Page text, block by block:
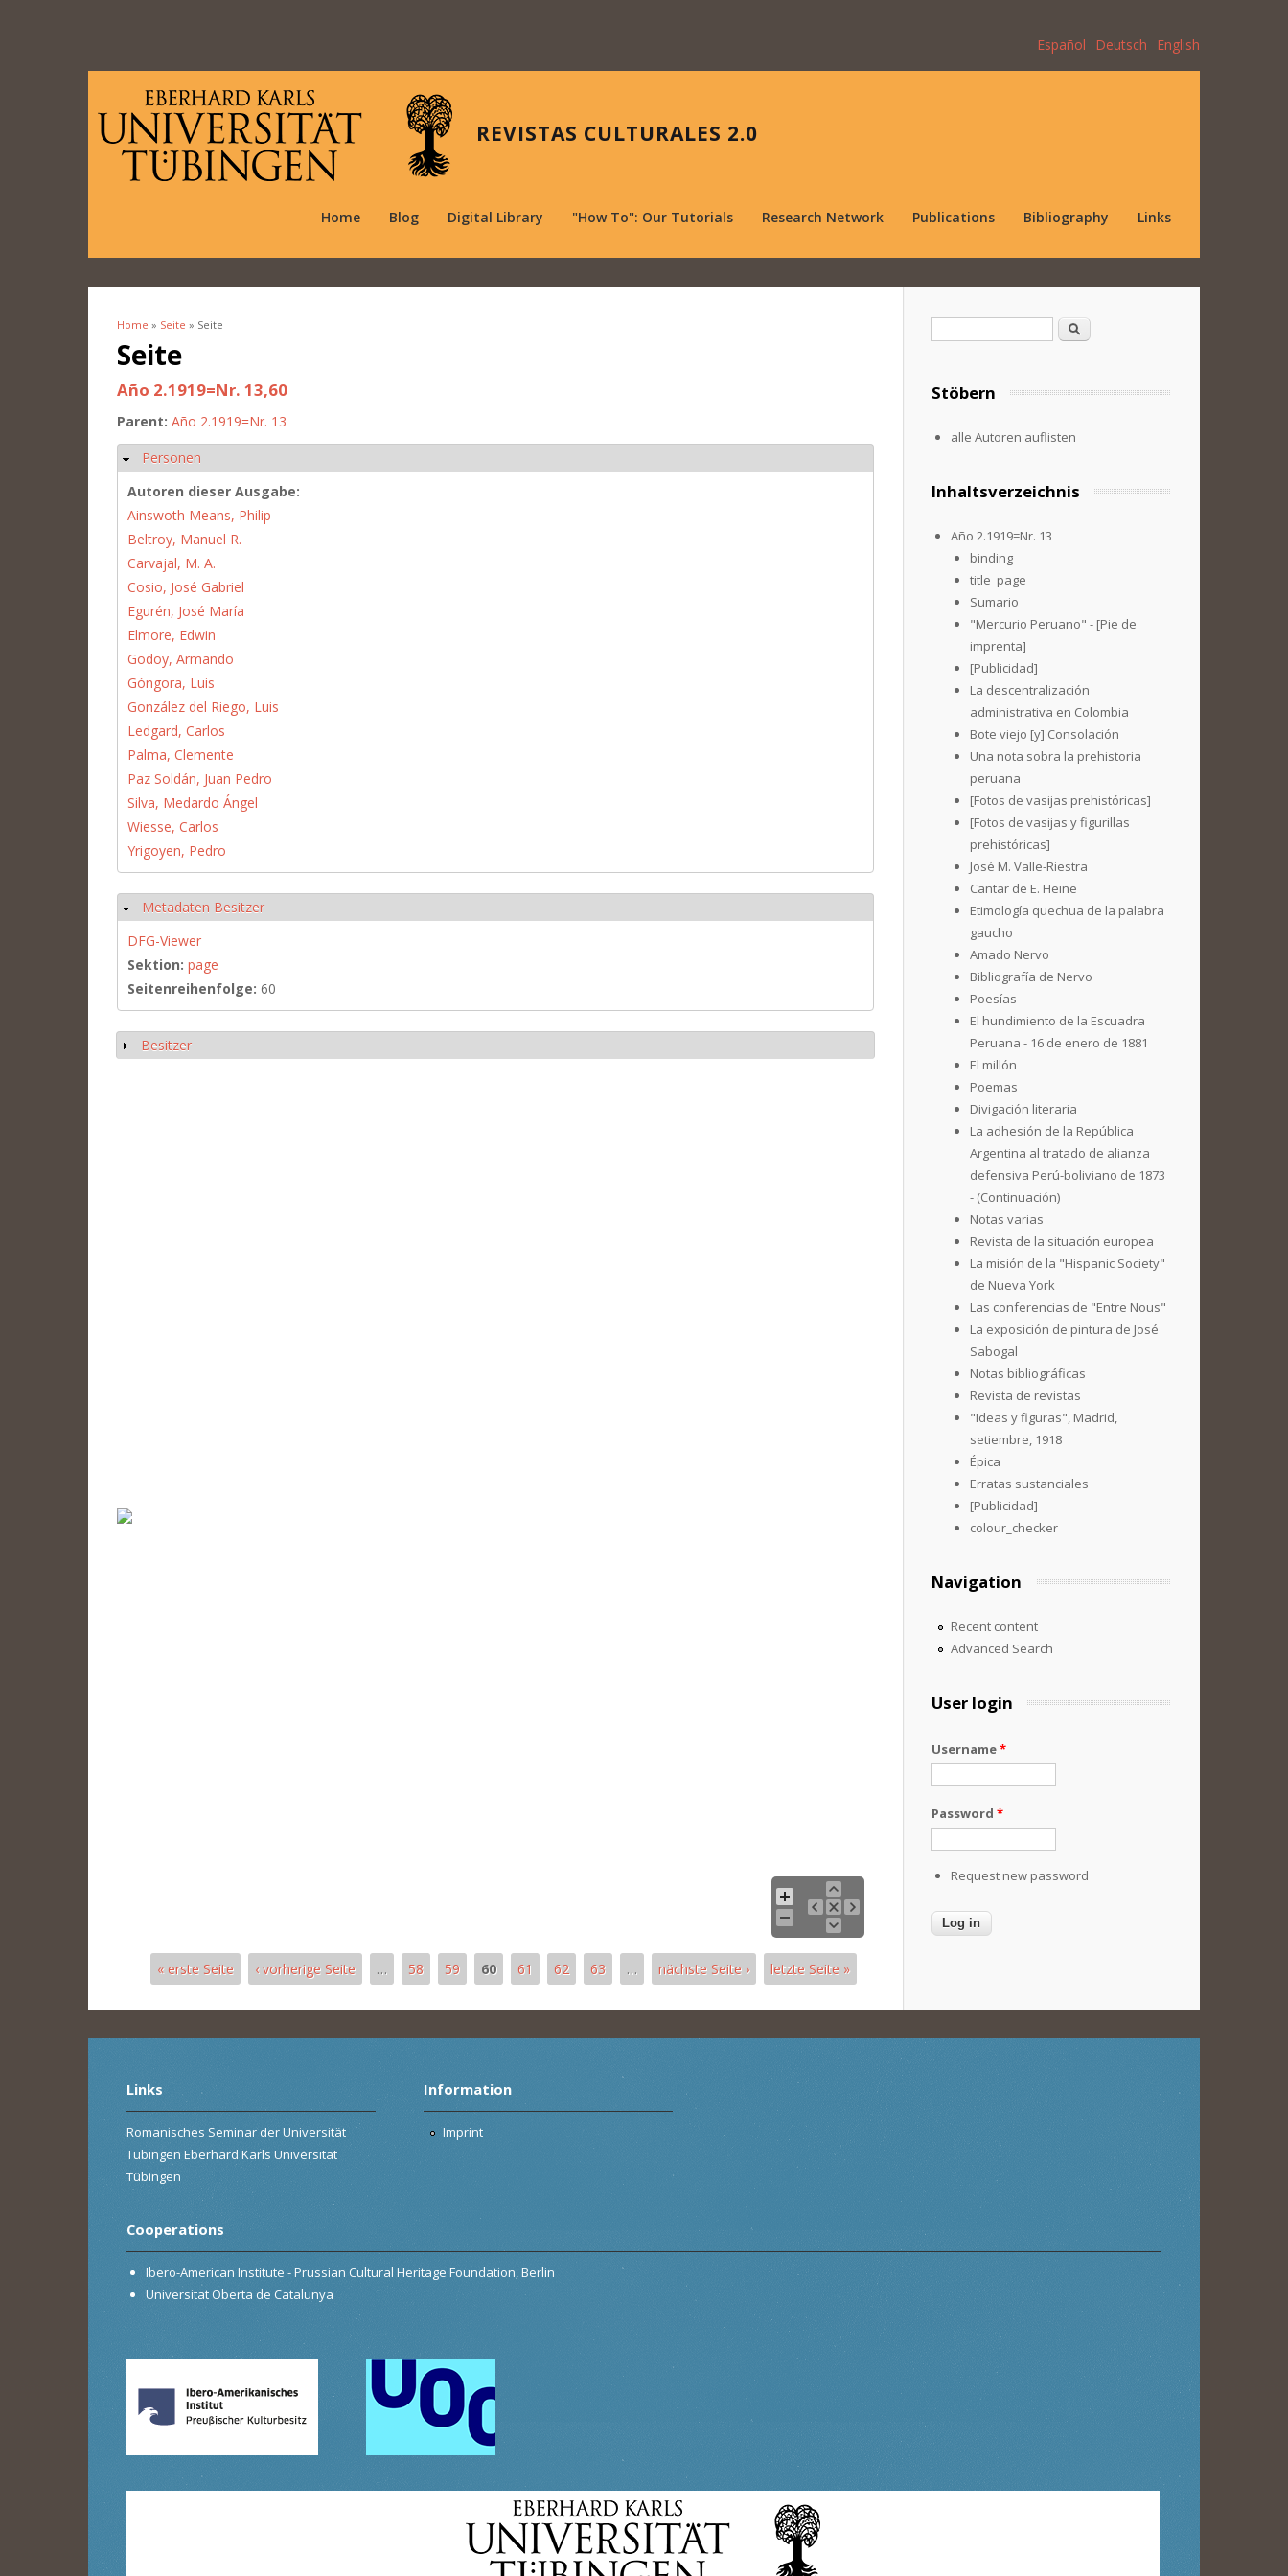
Español Deutsch English
REVISTAS CULTURALES 2.0
Home Blog Digital Library "How To": Our Tutorials Research Network Publications Bibliography Links
You are here
Home » Seite » Seite
Seite
Año 2.1919=Nr. 13,60
Parent: Año 2.1919=Nr. 13
Hide
Personen
Autoren dieser Ausgabe:
Ainswoth Means, Philip
Beltroy, Manuel R.
Carvajal, M. A.
Cosio, José Gabriel
Egurén, José María
Elmore, Edwin
Godoy, Armando
Góngora, Luis
González del Riego, Luis
Ledgard, Carlos
Palma, Clemente
Paz Soldán, Juan Pedro
Silva, Medardo Ángel
Wiesse, Carlos
Yrigoyen, Pedro
Hide
Metadaten Besitzer
DFG-Viewer
Sektion: page
Seitenreihenfolge: 60
Show
Besitzer
« erste Seite ‹ vorherige Seite … 58 59 60 61 62 63 … nächste Seite › letzte Seite »
Search
Stöbern
alle Autoren auflisten
Inhaltsverzeichnis
Año 2.1919=Nr. 13
binding
title_page
Sumario
"Mercurio Peruano" - [Pie de
imprenta]
[Publicidad]
La descentralización
administrativa en Colombia
Bote viejo [y] Consolación
Una nota sobra la prehistoria
peruana
[Fotos de vasijas prehistóricas]
[Fotos de vasijas y figurillas
prehistóricas]
José M. Valle-Riestra
Cantar de E. Heine
Etimología quechua de la palabra
gaucho
Amado Nervo
Bibliografía de Nervo
Poesías
El hundimiento de la Escuadra
Peruana - 16 de enero de 1881
El millón
Poemas
Divigación literaria
La adhesión de la República
Argentina al tratado de alianza
defensiva Perú-boliviano de 1873
- (Continuación)
Notas varias
Revista de la situación europea
La misión de la "Hispanic Society"
de Nueva York
Las conferencias de "Entre Nous"
La exposición de pintura de José
Sabogal
Notas bibliográficas
Revista de revistas
"Ideas y figuras", Madrid,
setiembre, 1918
Épica
Erratas sustanciales
[Publicidad]
colour_checker
Navigation
Recent content
Advanced Search
User login
Username*
Password *
Request new password
Links
Romanisches Seminar der Universität
Tübingen Eberhard Karls Universität
Tübingen
Information
Imprint
Cooperations
Ibero-American Institute - Prussian Cultural Heritage Foundation, Berlin
Universitat Oberta de Catalunya